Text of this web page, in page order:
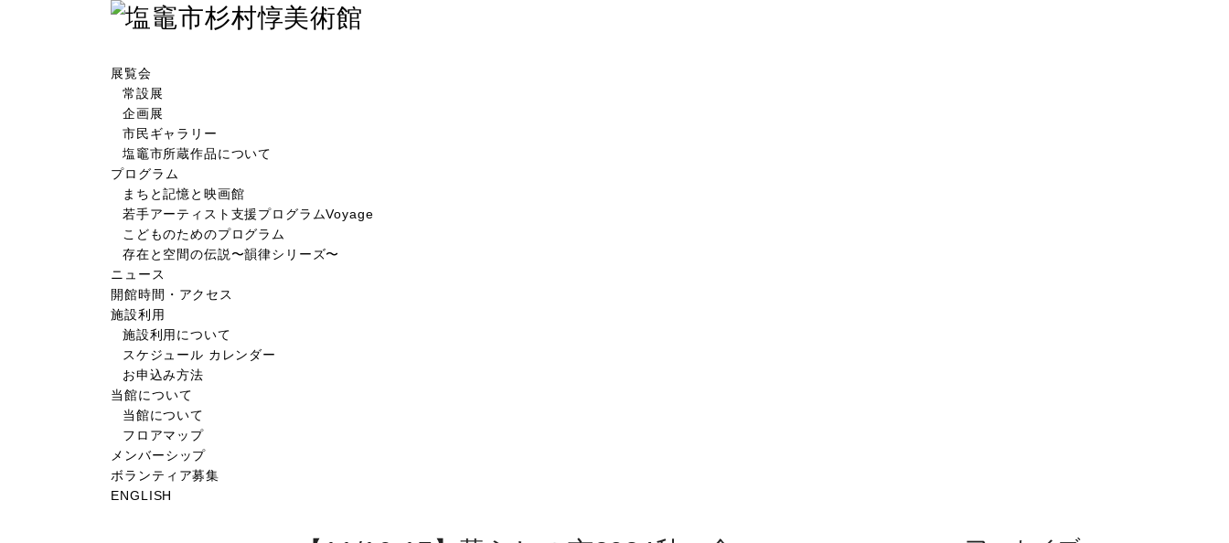
展覧会
常設展
企画展
市民ギャラリー
塩竈市所蔵作品について
プログラム
まちと記憶と映画館
若手アーティスト支援プログラムVoyage
こどものためのプログラム
存在と空間の伝説〜韻律シリーズ〜
ニュース
開館時間・アクセス
施設利用
施設利用について
スケジュール カレンダー
お申込み方法
当館について
当館について
フロアマップ
メンバーシップ
ボランティア募集
ENGLISH